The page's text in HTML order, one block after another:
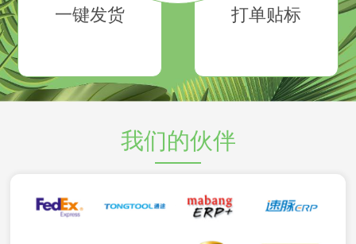
一键发货
打单贴标
我们的伙伴